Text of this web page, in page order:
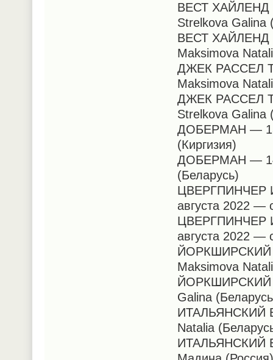
ВЕСТ ХАЙЛЕНД
Strelkova Galina
ВЕСТ ХАЙЛЕНД
Maksimova
ДЖЕК РАССЕЛ
Maksimova
ДЖЕК РАССЕЛ
Strelkova Galina
ДОБЕРМАН — 13
(Киргизия)
ДОБЕРМАН — 14
(Беларусь)
ЦВЕРГПИНЧЕР
августа 2022 —
ЦВЕРГПИНЧЕР
августа 2022 —
ЙОРКШИРСКИЙ
Maksimova
ЙОРКШИРСКИЙ
Galina
ИТАЛЬЯНСКИЙ
Natalia
ИТАЛЬЯНСКИЙ